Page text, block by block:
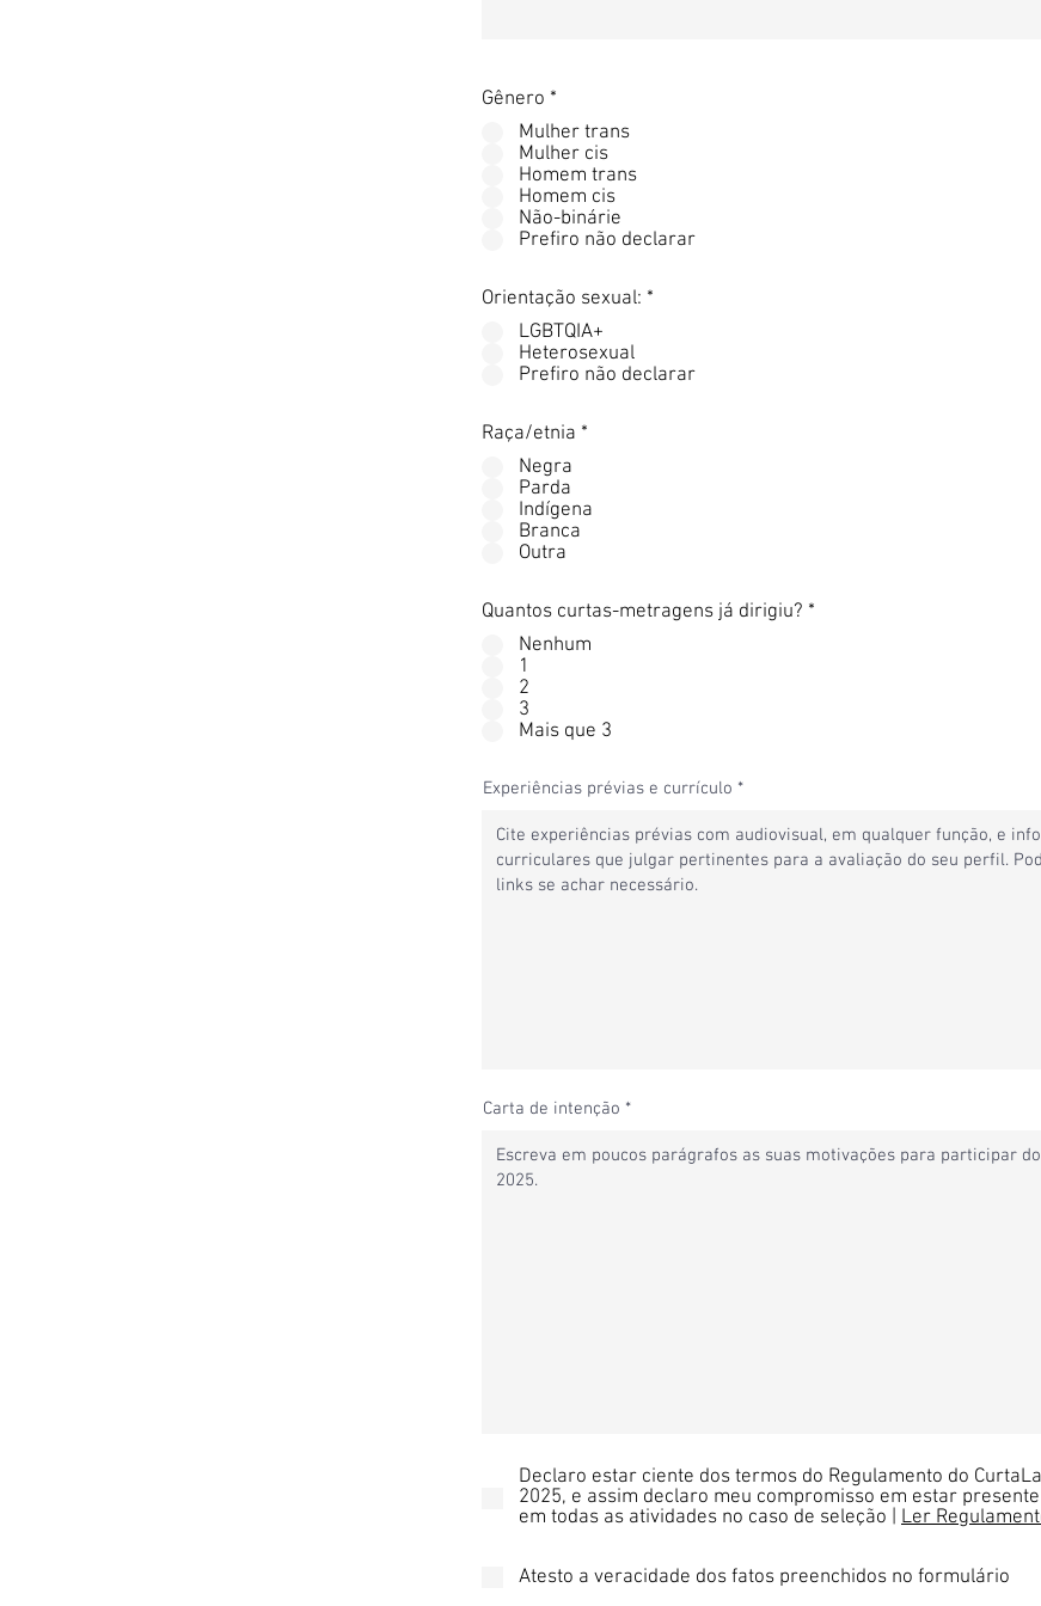
Gênero *
Mulher trans
Mulher cis
Homem trans
Homem cis
Não-binárie
Prefiro não declarar
Orientação sexual: *
LGBTQIA+
Heterosexual
Prefiro não declarar
Raça/etnia *
Negra
Parda
Indígena
Branca
Outra
Quantos curtas-metragens já dirigiu? *
Nenhum
1
2
3
Mais que 3
Experiências prévias e currículo
Carta de intenção
Declaro estar ciente dos termos do Regulamento do
2025, e assim declaro meu compromisso em estar presente
em todas as atividades no caso de seleção | Ler
Atesto a veracidade dos fatos preenchidos no formulário